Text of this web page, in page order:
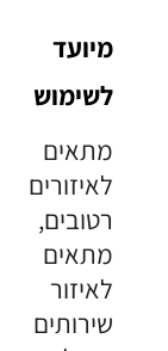
מיועד
לשימוש
מתאים
לאיזורים
רטובים,
מתאים
לאיזור
שירותים